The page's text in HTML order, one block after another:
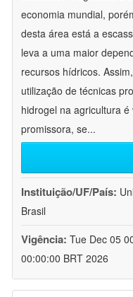
economia mundial,
desta área está a
leva a uma maior
recursos hídricos.
utilização de técnicas
hidrogel na agricultura
promissora, se...
Instituição/UF/País:
Brasil
Vigência: Tue Dec 05
00:00:00 BRT 2026